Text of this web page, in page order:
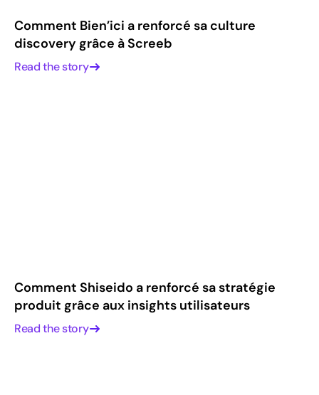
Comment Bien’ici a renforcé sa culture
discovery grâce à Screeb
Read the story
Comment Shiseido a renforcé sa stratégie
produit grâce aux insights utilisateurs
Read the story